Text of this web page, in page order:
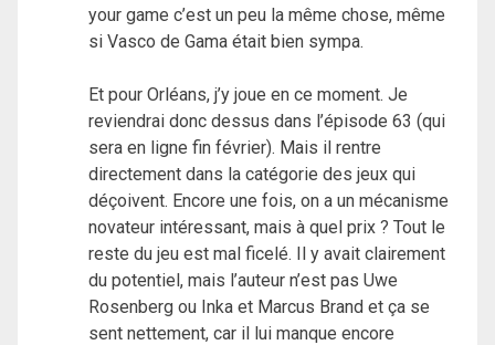
your game c’est un peu la même chose, même
si Vasco de Gama était bien sympa.
Et pour Orléans, j’y joue en ce moment. Je
reviendrai donc dessus dans l’épisode 63 (qui
sera en ligne fin février). Mais il rentre
directement dans la catégorie des jeux qui
déçoivent. Encore une fois, on a un mécanisme
novateur intéressant, mais à quel prix ? Tout le
reste du jeu est mal ficelé. Il y avait clairement
du potentiel, mais l’auteur n’est pas Uwe
Rosenberg ou Inka et Marcus Brand et ça se
sent nettement, car il lui manque encore